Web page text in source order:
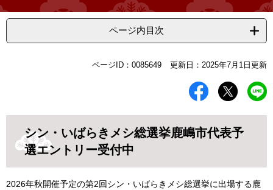
ページ内目次
ページID：0085649 更新日：2025年7月1日更新
シン・いばらきメシ総選挙鹿嶋市代表予
選エントリー受付中
2026年秋開催予定の第2回シン・いばらきメシ総選挙に出場する鹿